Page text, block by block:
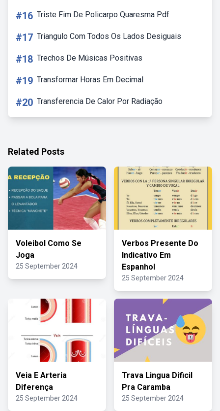
#16 Triste Fim De Policarpo Quaresma Pdf
#17 Triangulo Com Todos Os Lados Desiguais
#18 Trechos De Músicas Positivas
#19 Transformar Horas Em Decimal
#20 Transferencia De Calor Por Radiação
Related Posts
Voleibol Como Se
Joga
25 September 2024
Verbos Presente Do
Indicativo Em
Espanhol
25 September 2024
Veia E Arteria
Diferença
25 September 2024
Trava Lingua Dificil
Pra Caramba
25 September 2024